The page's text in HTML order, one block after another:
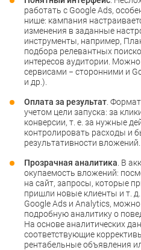
работать с Google Ads,
нише: кампания
изменения в заданные
инструменты, например,
подбора релевантных
интересов аудитории.
сервисами − сторонними и
и др.).
Оплата за результат .
учетом цели запуска: за
конверсии, т. е. за нужные
контролировать расходы и
результативности вложений.
Прозрачная аналитика . В
окупаемость вложений:
на сайт, запросы, которые
пришли новые клиенты и т.
Google Ads и Analytics,
подробную аналитику о
На основе аналитических
соответствующие
рентабельные объявления